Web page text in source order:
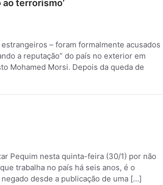
terrorismo’
– foram formalmente acusados
a reputação” do país no exterior em
Mohamed Morsi. Depois da queda de
Pequim nesta quinta-feira (30/1) por não
trabalha no país há seis anos, é o
desde a publicação de uma […]